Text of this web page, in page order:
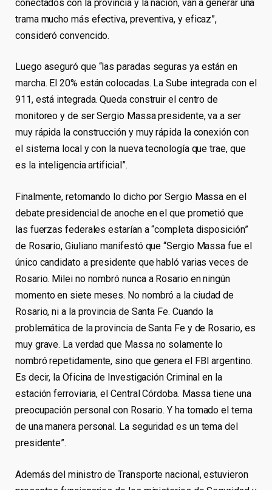
conectados con la provincia y la nación, van a generar una
trama mucho más efectiva, preventiva, y eficaz”,
consideró convencido.
Luego aseguró que “las paradas seguras ya están en
marcha. El 20% están colocadas. La Sube integrada con el
911, está integrada. Queda construir el centro de
monitoreo y de ser Sergio Massa presidente, va a ser
muy rápida la construcción y muy rápida la conexión con
el sistema local y con la nueva tecnología que trae, que
es la inteligencia artificial”.
Finalmente, retomando lo dicho por Sergio Massa en el
debate presidencial de anoche en el que prometió que
las fuerzas federales estarían a “completa disposición”
de Rosario, Giuliano manifestó que “Sergio Massa fue el
único candidato a presidente que habló varias veces de
Rosario. Milei no nombró nunca a Rosario en ningún
momento en siete meses. No nombró a la ciudad de
Rosario, ni a la provincia de Santa Fe. Cuando la
problemática de la provincia de Santa Fe y de Rosario, es
muy grave. La verdad que Massa no solamente lo
nombró repetidamente, sino que genera el FBI argentino.
Es decir, la Oficina de Investigación Criminal en la
estación ferroviaria, el Central Córdoba. Massa tiene una
preocupación personal con Rosario. Y ha tomado el tema
de una manera personal. La seguridad es un tema del
presidente”.
Además del ministro de Transporte nacional, estuvieron